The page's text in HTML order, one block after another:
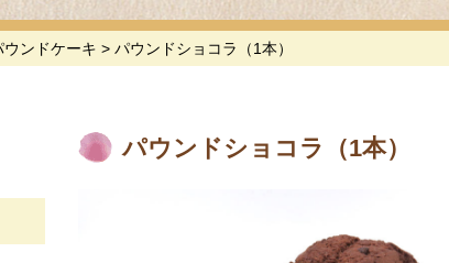
ウンドケーキ > パウンドショコラ（1本）
パウンドショコラ（1本）